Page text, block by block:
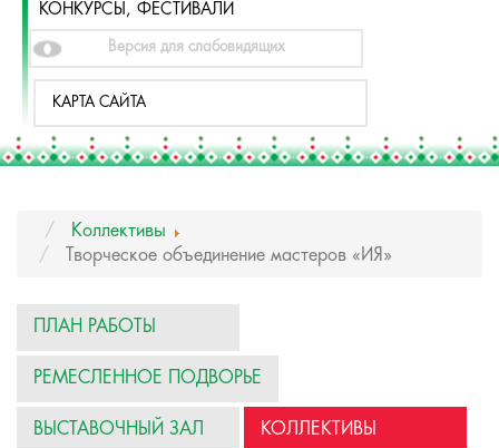
КОНКУРСЫ, ФЕСТИВАЛИ
Версия для слабовидящих
КАРТА САЙТА
Коллективы
Творческое объединение мастеров «ИЯ»
ПЛАН РАБОТЫ
РЕМЕСЛЕННОЕ ПОДВОРЬЕ
ВЫСТАВОЧНЫЙ ЗАЛ КОЛЛЕКТИВЫ